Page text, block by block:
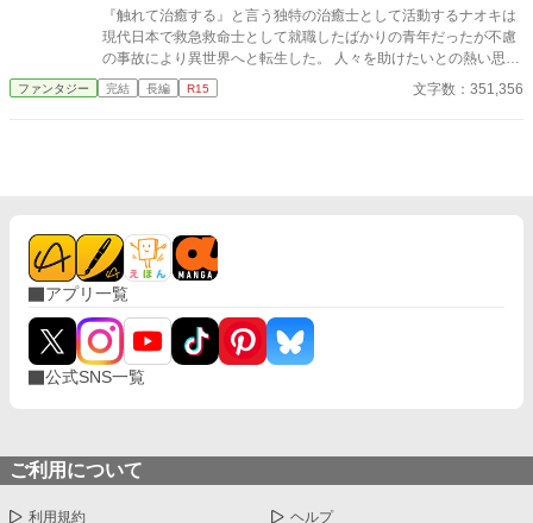
『触れて治癒する』と言う独特の治癒士として活動するナオキは
現代日本で救急救命士として就職したばかりの青年だったが不慮
の事故により異世界へと転生した。 人々を助けたいとの熱い思い
を女神に願った彼は転生先で治癒士として活動を始めたがある問
題にぶつかる。 それは、どんな難病も瀕死の大怪我も治療出来る
ファンタジー 完結 長編 R15 文字数：351,356
アプリ一覧
公式SNS一覧
ご利用について
利用規約 ヘルプ